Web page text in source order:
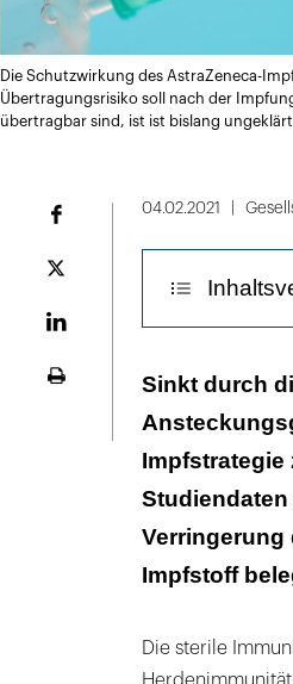
Die Schutzwirkung des AstraZeneca-
Übertragungsrisiko soll nach der
übertragbar sind, ist ist bislang
Plattform
04.02.2021
Höhere
Sinkt durch
Impfstrategie
Verringerung
Impfstoff
Die sterile